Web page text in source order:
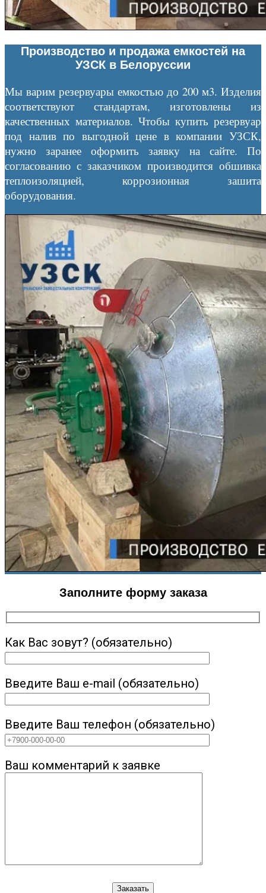
Производство и продажа емкостей на
УЗСК в Белоруссии
Мы варим резервуары емкостью до 200 м3. Изделия
соответствуют стандартам, изготовлены из
качественных материалов. Чтобы купить резервуар
под налив по выгодной цене в компании УЗСК,
нужно заранее оформить заявку на сайте. По
согласованию с заказчиком производится обшивка
теплоизоляцией, коррозионная зашита
оборудования.
Заполните форму заказа
Как Вас зовут? (обязательно)
Введите Ваш e-mail (обязательно)
Введите Ваш телефон (обязательно)
Ваш комментарий к заявке